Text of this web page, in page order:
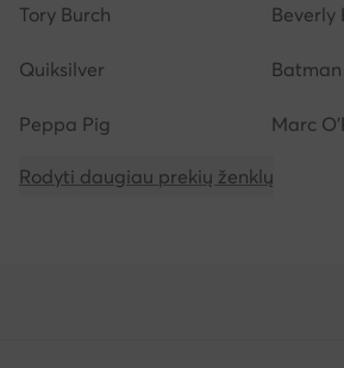
Tory Burch Beverly
Quiksilver Batman
Peppa Pig Marc
Rodyti daugiau prekių ženklų